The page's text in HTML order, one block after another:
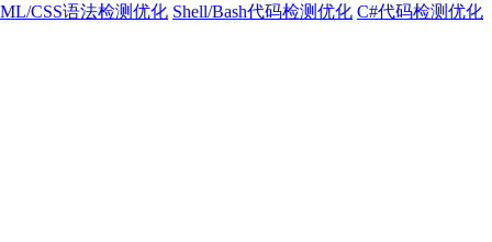
CSS语法检测优化 Shell/Bash代码检测优化 C#代码检测优化